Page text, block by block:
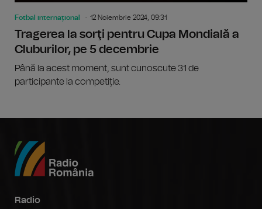
Fotbal internațional 12 Noiembrie 2024, 09:31
Tragerea la sorţi pentru Cupa Mondială a
Cluburilor, pe 5 decembrie
Până la acest moment, sunt cunoscute 31 de
participante la competiție.
Radio